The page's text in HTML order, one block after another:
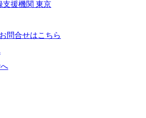
お問合せはこちら